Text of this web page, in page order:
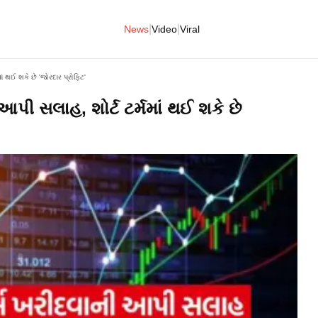
News Video Viral
થઈ શકે છે 'જોરદાર પ્રોફિટ'
સલાહ, શોર્ટ ટર્મમાં થઈ શકે છે